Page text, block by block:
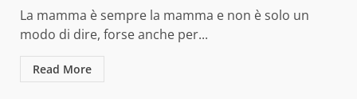
La mamma è sempre la mamma e non è solo un
modo di dire, forse anche per...
Read More